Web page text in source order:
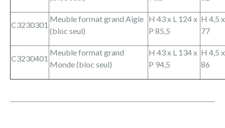
C3230301
Meuble format grand Aigle
(bloc seul)
H 43 x L 124 x
P 85,5
H 4,5
77
C3230401
Meuble format grand
Monde (bloc seul)
H 43 x L 134 x
P 94,5
H 4,5
86